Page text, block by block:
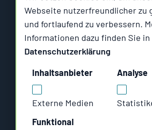
Six Offene
70565 Stuttgart
Rungestraße 19
Webseite nutzerfreundlicher zu
und fortlaufend zu verbessern.
Informationen dazu finden Sie in
Datenschutzerklärung
Inhaltsanbieter
Externe Medien
Analyse
Funktional